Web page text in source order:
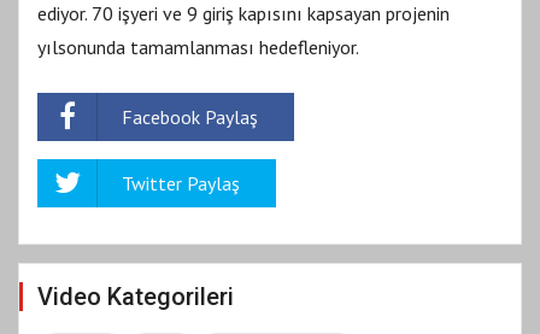
ediyor. 70 işyeri ve 9 giriş kapısını kapsayan projenin
yılsonunda tamamlanması hedefleniyor.
Facebook Paylaş
Twitter Paylaş
Video Kategorileri